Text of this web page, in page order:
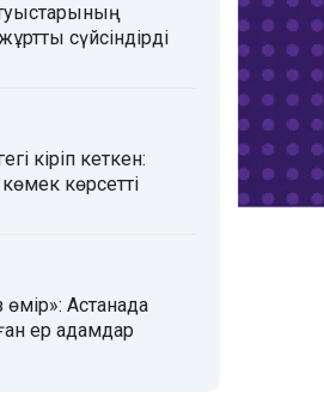
сүйсіндірді
кіріп кеткен:
көрсетті
өмір»: Астанада
ер адамдар